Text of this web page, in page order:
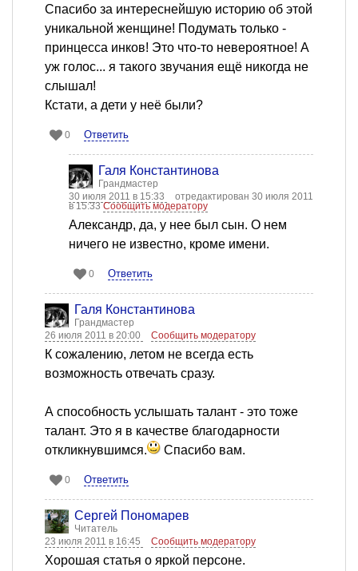
Спасибо за интереснейшую историю об этой
уникальной женщине! Подумать только -
принцесса инков! Это что-то невероятное! А
уж голос... я такого звучания ещё никогда не
слышал!
Кстати, а дети у неё были?
0 Ответить
Галя Константинова
Грандмастер
30 июля 2011 в 15:33
отредактирован 30 июля 2011
в 15:33Сообщить модератору
Александр, да, у нее был сын. О нем
ничего не известно, кроме имени.
0 Ответить
Галя Константинова
Грандмастер
26 июля 2011 в 20:00
Сообщить модератору
К сожалению, летом не всегда есть
возможность отвечать сразу.
А способность услышать талант - это тоже
талант. Это я в качестве благодарности
откликнувшимся.
Спасибо вам.
0 Ответить
Сергей Пономарев
Читатель
23 июля 2011 в 16:45
Сообщить модератору
Хорошая статья о яркой персоне.